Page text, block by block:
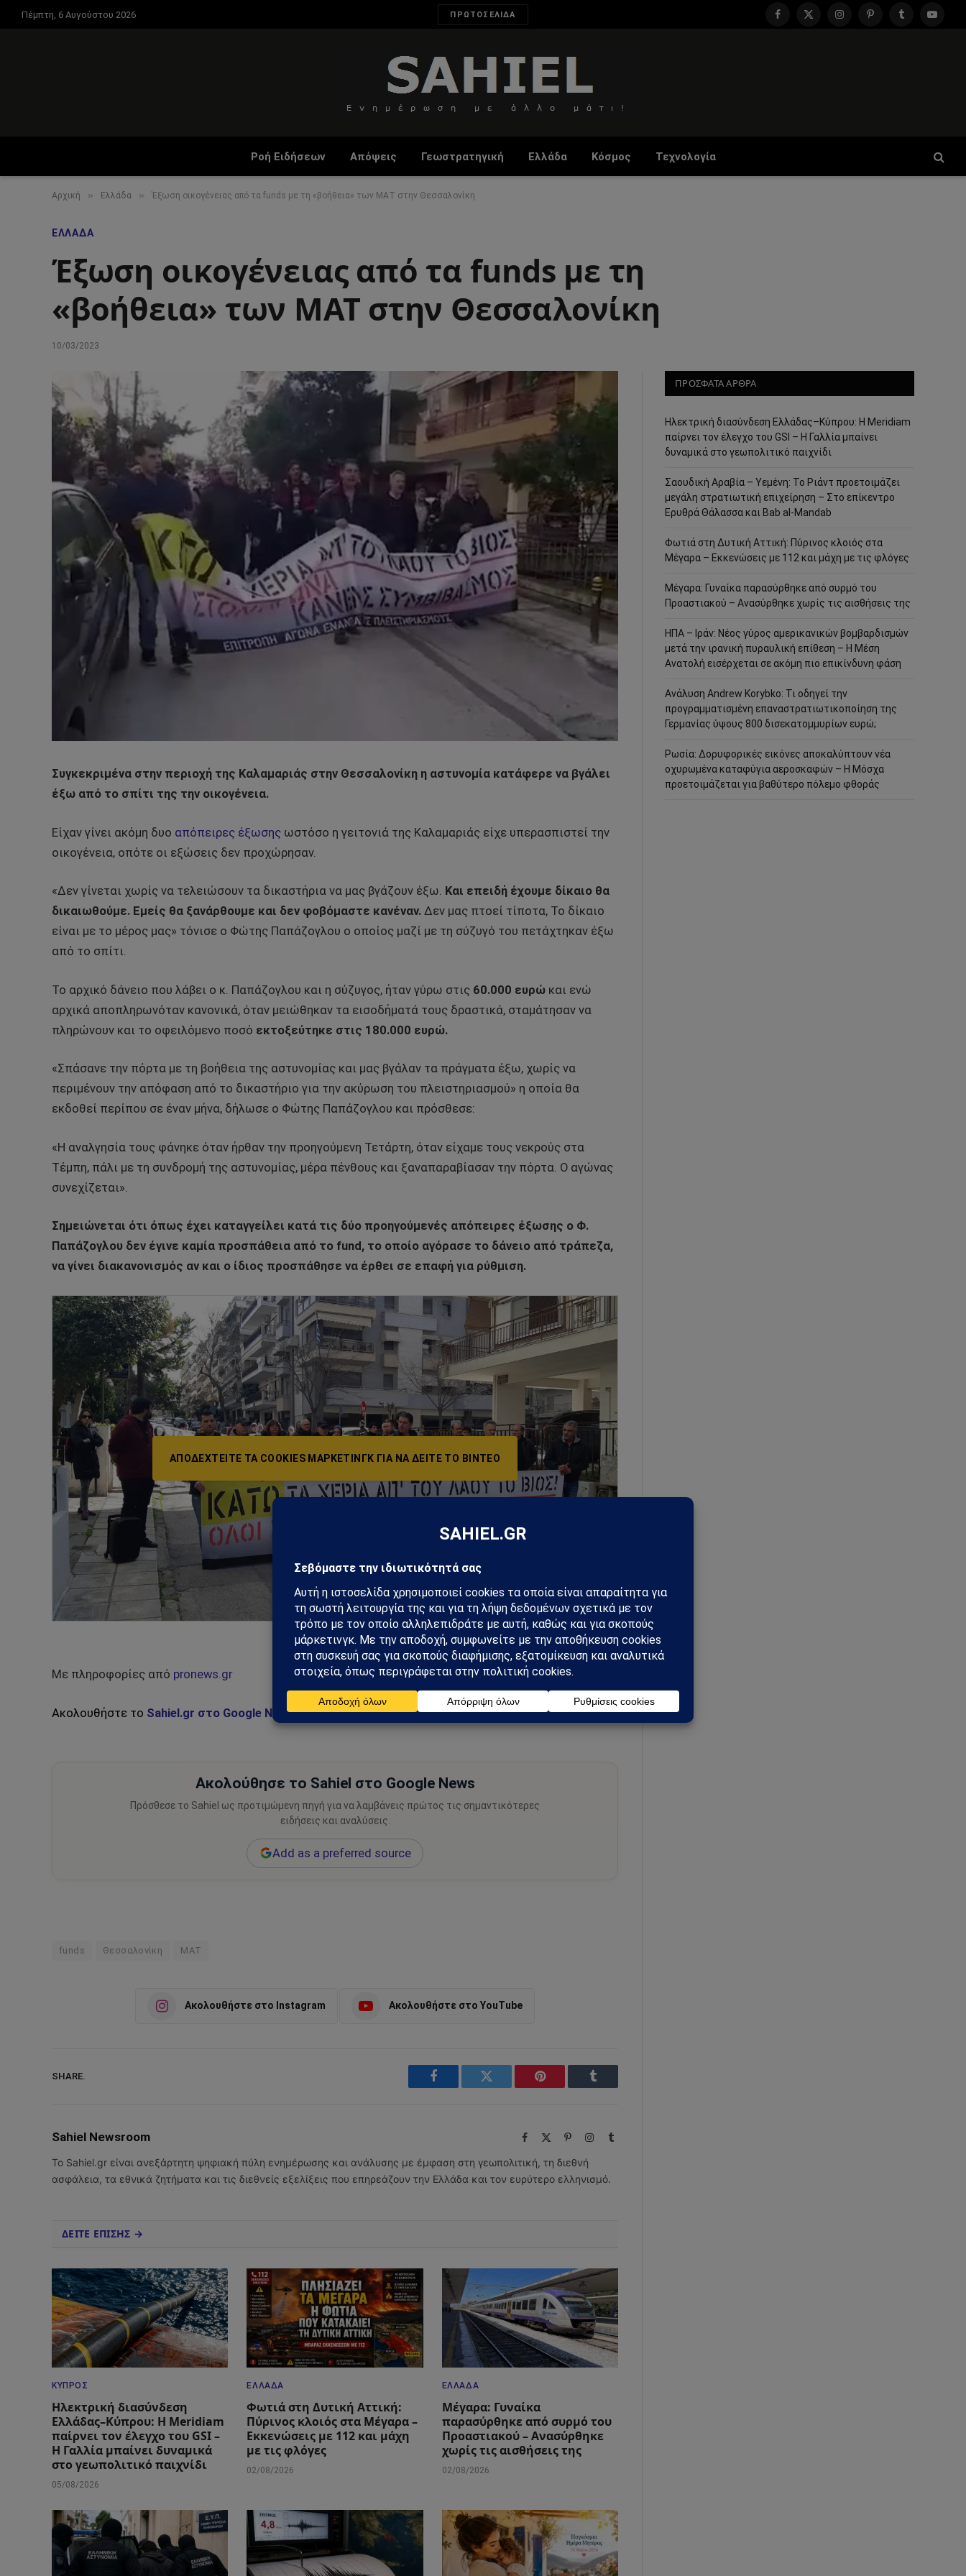
Πέμπτη, 6 Αυγούστου 2026 ΠΡΩΤΟΣΕΛΙΔΑ
Facebook
X
InstagramPinterestTumblr
Ροή Ειδήσεων Απόψεις Γεωστρατηγική Ελλάδα Κόσμος Τεχνολογία
Αρχική » Ελλάδα » Έξωση οικογένειας από τα funds με τη «βοήθεια» των ΜΑΤ στην Θεσσαλονίκη
ΕΛΛΆΔΑ
Έξωση οικογένειας από τα funds με τη
«βοήθεια» των ΜΑΤ στην Θεσσαλονίκη
10/03/2023
Συγκεκριμένα στην περιοχή της Καλαμαριάς στην Θεσσαλονίκη η αστυνομία κατάφερε να βγάλει
έξω από το σπίτι της την οικογένεια.
Είχαν γίνει ακόμη δυο απόπειρες έξωσης ωστόσο η γειτονιά της Καλαμαριάς είχε υπερασπιστεί την
οικογένεια, οπότε οι εξώσεις δεν προχώρησαν.
«Δεν γίνεται χωρίς να τελειώσουν τα δικαστήρια να μας βγάζουν έξω. Και επειδή έχουμε δίκαιο θα
δικαιωθούμε. Εμείς θα ξανάρθουμε και δεν φοβόμαστε κανέναν. Δεν μας πτοεί τίποτα, Το δίκαιο
είναι με το μέρος μας» τόνισε ο Φώτης Παπάζογλου ο οποίος μαζί με τη σύζυγό του πετάχτηκαν έξω
από το σπίτι.
Το αρχικό δάνειο που λάβει ο κ. Παπάζογλου και η σύζυγος, ήταν γύρω στις 60.000 ευρώ και ενώ
αρχικά αποπληρωνόταν κανονικά, όταν μειώθηκαν τα εισοδήματά τους δραστικά, σταμάτησαν να
πληρώνουν και το οφειλόμενο ποσό εκτοξεύτηκε στις 180.000 ευρώ.
«Σπάσανε την πόρτα με τη βοήθεια της αστυνομίας και μας βγάλαν τα πράγματα έξω, χωρίς να
περιμένουν την απόφαση από το δικαστήριο για την ακύρωση του πλειστηριασμού» η οποία θα
εκδοθεί περίπου σε έναν μήνα, δήλωσε ο Φώτης Παπάζογλου και πρόσθεσε:
«Η αναλγησία τους φάνηκε όταν ήρθαν την προηγούμενη Τετάρτη, όταν είχαμε τους νεκρούς στα
Τέμπη, πάλι με τη συνδρομή της αστυνομίας, μέρα πένθους και ξαναπαραβίασαν την πόρτα. Ο αγώνας
συνεχίζεται».
Σημειώνεται ότι όπως έχει καταγγείλει κατά τις δύο προηγούμενές απόπειρες έξωσης ο Φ.
Παπάζογλου δεν έγινε καμία προσπάθεια από το fund, το οποίο αγόρασε το δάνειο από τράπεζα,
να γίνει διακανονισμός αν και ο ίδιος προσπάθησε να έρθει σε επαφή για ρύθμιση.
ΑΠΟΔΕΧΤΕΊΤΕ ΤΑ COOKIES ΜΆΡΚΕΤΙΝΓΚ ΓΙΑ ΝΑ ΔΕΊΤΕ ΤΟ ΒΙΝΤΕΟ
Με πληροφορίες από pronews.gr
Ακολουθήστε το Sahiel.gr στο Google Newsκαι μάθετε πρώτοι όλες τις ειδήσεις.
Ακολούθησε το Sahiel στο Google News
Πρόσθεσε το Sahiel ως προτιμώμενη πηγή για να λαμβάνεις πρώτος τις σημαντικότερες
ειδήσεις και αναλύσεις.
Add as a preferred source
funds Θεσσαλονίκη ΜΑΤ
Ακολουθήστε στο Instagram Ακολουθήστε στο YouTube
SHARE.
Facebook Twitter Pinterest Tumblr
Sahiel Newsroom Facebook PinterestInstagram
Tumblr
Το Sahiel.gr είναι ανεξάρτητη ψηφιακή πύλη ενημέρωσης και ανάλυσης με έμφαση στη γεωπολιτική, τη διεθνή
ασφάλεια, τα εθνικά ζητήματα και τις διεθνείς εξελίξεις που επηρεάζουν την Ελλάδα και τον ευρύτερο ελληνισμό.
ΔΕΙΤΕ ΕΠΙΣΗΣ →
ΚΎΠΡΟΣ
Ηλεκτρική διασύνδεση
Ελλάδας–Κύπρου: Η Meridiam
παίρνει τον έλεγχο του GSI –
Η Γαλλία μπαίνει δυναμικά
στο γεωπολιτικό παιχνίδι
05/08/2026
ΕΛΛΆΔΑ
Φωτιά στη Δυτική Αττική:
Πύρινος κλοιός στα Μέγαρα –
Εκκενώσεις με 112 και μάχη
με τις φλόγες
02/08/2026
ΕΛΛΆΔΑ
Μέγαρα: Γυναίκα
παρασύρθηκε από συρμό του
Προαστιακού – Ανασύρθηκε
χωρίς τις αισθήσεις της
02/08/2026
ΠΡΟΣΦΑΤΑ ΑΡΘΡΑ
Ηλεκτρική διασύνδεση Ελλάδας–Κύπρου: Η Meridiam
παίρνει τον έλεγχο του GSI – Η Γαλλία μπαίνει
δυναμικά στο γεωπολιτικό παιχνίδι
Σαουδική Αραβία – Υεμένη: Το Ριάντ προετοιμάζει
μεγάλη στρατιωτική επιχείρηση – Στο επίκεντρο
Ερυθρά Θάλασσα και Bab al-Mandab
Φωτιά στη Δυτική Αττική: Πύρινος κλοιός στα
Μέγαρα – Εκκενώσεις με 112 και μάχη με τις φλόγες
Μέγαρα: Γυναίκα παρασύρθηκε από συρμό του
Προαστιακού – Ανασύρθηκε χωρίς τις αισθήσεις της
ΗΠΑ – Ιράν: Νέος γύρος αμερικανικών βομβαρδισμών
μετά την ιρανική πυραυλική επίθεση – Η Μέση
Ανατολή εισέρχεται σε ακόμη πιο επικίνδυνη φάση
Ανάλυση Andrew Korybko: Τι οδηγεί την
προγραμματισμένη επαναστρατιωτικοποίηση της
Γερμανίας ύψους 800 δισεκατομμυρίων ευρώ;
Ρωσία: Δορυφορικές εικόνες αποκαλύπτουν νέα
οχυρωμένα καταφύγια αεροσκαφών – Η Μόσχα
προετοιμάζεται για βαθύτερο πόλεμο φθοράς